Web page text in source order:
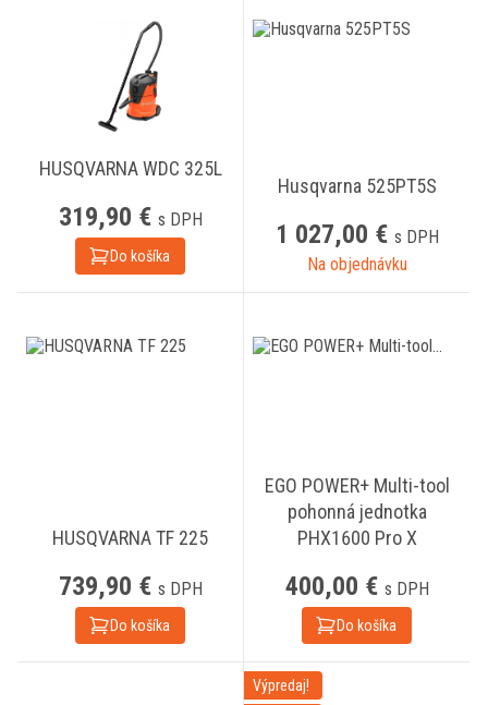
HUSQVARNA WDC 325L
319,90 € s DPH
Do košíka
Husqvarna 525PT5S
1 027,00 € s DPH
Na objednávku
HUSQVARNA TF 225
739,90 € s DPH
Do košíka
EGO POWER+ Multi-tool
pohonná jednotka
PHX1600 Pro X
400,00 € s DPH
Do košíka
Výpredaj!